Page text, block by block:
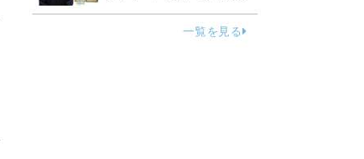
上に効果実感
一覧を見る